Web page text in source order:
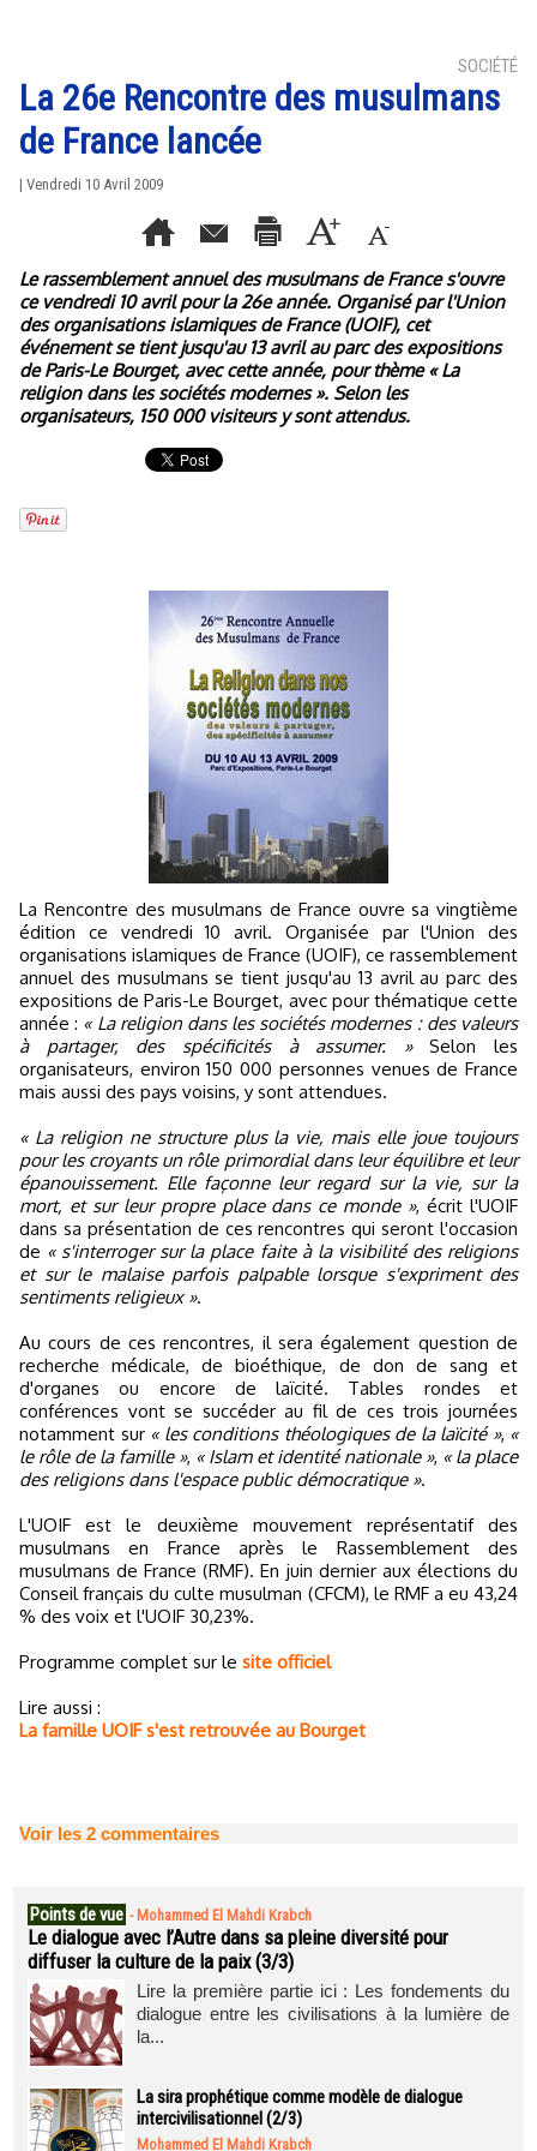
SOCIÉTÉ
La 26e Rencontre des musulmans
de France lancée
| Vendredi 10 Avril 2009
Le rassemblement annuel des musulmans de France s'ouvre
ce vendredi 10 avril pour la 26e année. Organisé par l'Union
des organisations islamiques de France (UOIF), cet
événement se tient jusqu'au 13 avril au parc des expositions
de Paris-Le Bourget, avec cette année, pour thème « La
religion dans les sociétés modernes ». Selon les
organisateurs, 150 000 visiteurs y sont attendus.
La Rencontre des musulmans de France ouvre sa vingtième
édition ce vendredi 10 avril. Organisée par l'Union des
organisations islamiques de France (UOIF), ce rassemblement
annuel des musulmans se tient jusqu'au 13 avril au parc des
expositions de Paris-Le Bourget, avec pour thématique cette
année : « La religion dans les sociétés modernes : des valeurs
à partager, des spécificités à assumer. »Selon les
organisateurs, environ 150 000 personnes venues de France
mais aussi des pays voisins, y sont attendues.
« La religion ne structure plus la vie, mais elle joue toujours
pour les croyants un rôle primordial dans leur équilibre et leur
épanouissement. Elle façonne leur regard sur la vie, sur la
mort, et sur leur propre place dans ce monde », écrit l'UOIF
dans sa présentation de ces rencontres qui seront l'occasion
de « s'interroger sur la place faite à la visibilité des religions
et sur le malaise parfois palpable lorsque s'expriment des
sentiments religieux ».
Au cours de ces rencontres, il sera également question de
recherche médicale, de bioéthique, de don de sang et
d'organes ou encore de laïcité. Tables rondes et
conférences vont se succéder au fil de ces trois journées
notamment sur « les conditions théologiques de la laïcité », «
le rôle de la famille », « Islam et identité nationale », « la place
des religions dans l'espace public démocratique ».
L'UOIF est le deuxième mouvement représentatif des
musulmans en France après le Rassemblement des
musulmans de France (RMF). En juin dernier aux élections du
Conseil français du culte musulman (CFCM), le RMF a eu 43,24
% des voix et l'UOIF 30,23%.
Programme complet sur le site officiel
Lire aussi :
La famille UOIF s'est retrouvée au Bourget
Voir les 2 commentaires
Points de vue - Mohammed El Mahdi Krabch
Le dialogue avec l’Autre dans sa pleine diversité pour
diffuser la culture de la paix (3/3)
Lire la première partie ici : Les fondements du
dialogue entre les civilisations à la lumière de
la...
La sira prophétique comme modèle de dialogue
intercivilisationnel (2/3)
Mohammed El Mahdi Krabch